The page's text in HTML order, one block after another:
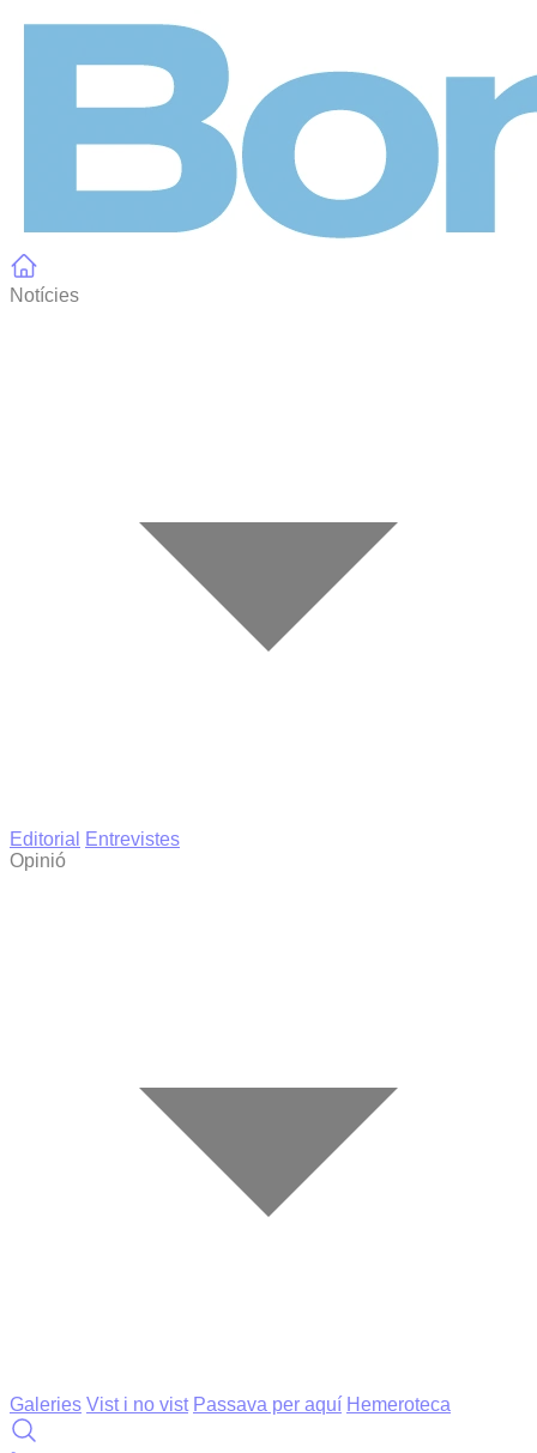
Notícies
Editorial
Entrevistes
Opinió
Galeries Vist i no vist Passava per aquí Hemeroteca